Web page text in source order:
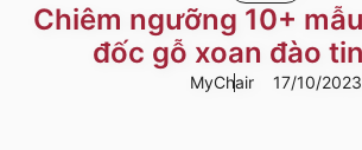
Chiêm ngưỡng 10+
đốc gỗ xoan đào
MyChair 17/10/2023